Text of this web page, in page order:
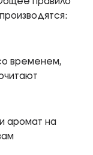
временем,
аромат на